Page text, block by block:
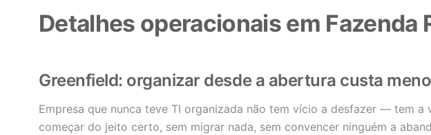
Detalhes operacionais em Fazenda
Greenfield: organizar desde a abertura custa
Empresa que nunca teve TI organizada não tem vício a desfazer — tem a
começar do jeito certo, sem migrar nada, sem convencer ninguém a